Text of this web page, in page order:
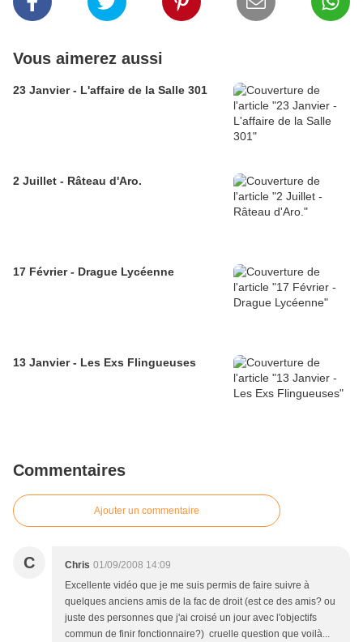
Vous aimerez aussi
23 Janvier - L'affaire de la Salle 301
2 Juillet - Râteau d'Aro.
17 Février - Drague Lycéenne
13 Janvier - Les Exs Flingueuses
Commentaires
Ajouter un commentaire
C Chris 01/09/2008 14:09
Excellente vidéo que je me suis permis de faire suivre à
quelques anciens amis de la fac de droit (est ce des amis? ou
juste des personnes que j'ai croisé un jour avec l'objectifs
commun de finir fonctionnaire?) cruelle question que voilà...